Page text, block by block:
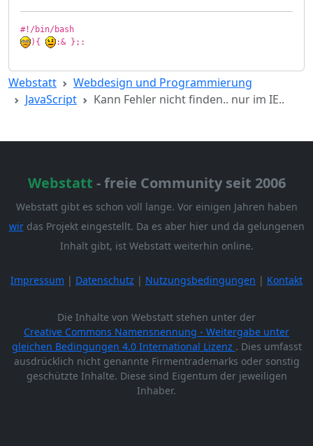
){
:& };:
Webstatt
Webdesign und Programmierung
JavaScript
Kann Fehler nicht finden.. nur im IE..
Webstatt - freie Community seit 2006
Webstatt gibt es schon voll lange. Vor einigen Jahren haben
wirdas Projekt eingestellt. Da es aber hier und da gelungenen
Inhalt gibt, ist Webstatt weiterhin online.
Impressum | Datenschutz | Nutzungsbedingungen | Kontakt
Die Inhalte von Webstatt stehen unter der
Creative Commons Namensnennung - Weitergabe unter
gleichen Bedingungen 4.0 International Lizenz . Dies umfasst
ausdrücklich nicht genannte Firmentrademarks oder sonstig
geschützte Inhalte. Diese sind Eigentum der jeweiligen
Inhaber.